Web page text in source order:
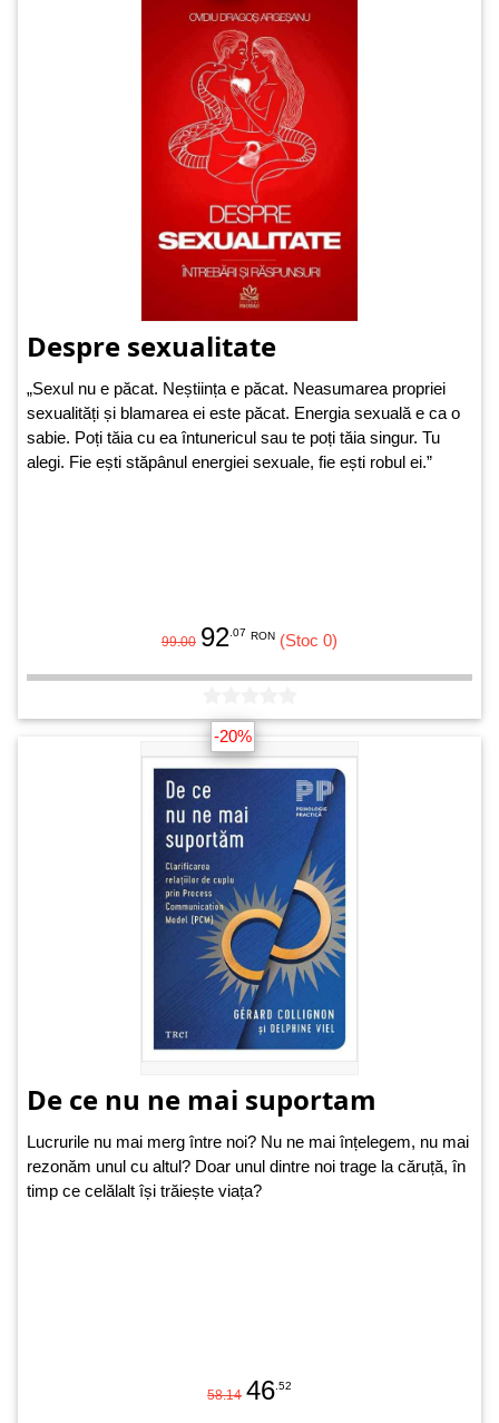
Despre sexualitate
„Sexul nu e păcat. Neștiința e păcat. Neasumarea propriei
sexualități și blamarea ei este păcat. Energia sexuală e ca o
sabie. Poți tăia cu ea întunericul sau te poți tăia singur. Tu
alegi. Fie ești stăpânul energiei sexuale, fie ești robul ei.”
99.00 92 .07 RON (Stoc 0)
-20%
De ce nu ne mai suportam
Lucrurile nu mai merg între noi? Nu ne mai înțelegem, nu mai
rezonăm unul cu altul? Doar unul dintre noi trage la căruță, în
timp ce celălalt își trăiește viața?
58.14 46 .52